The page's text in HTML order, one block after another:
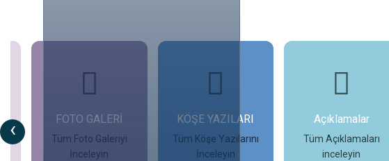
‹ FOTO GALERİ
Tüm Foto Galeriyi
İnceleyin
KÖŞE YAZILARI
Tüm Köşe Yazılarını
İnceleyin
Açıklamalar
Tüm Açıklamaları
inceleyin